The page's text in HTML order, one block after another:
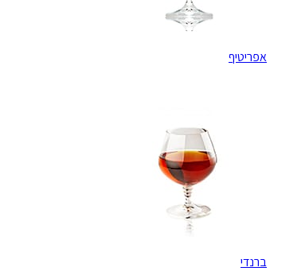
אפריטיף
ברנדי